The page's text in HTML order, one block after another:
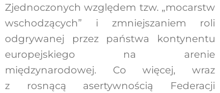
Zjednoczonych względem tzw. „mocarstw
wschodzących” i zmniejszaniem roli
odgrywanej przez państwa kontynentu
europejskiego na arenie
międzynarodowej. Co więcej, wraz
z rosnącą asertywnością Federacji